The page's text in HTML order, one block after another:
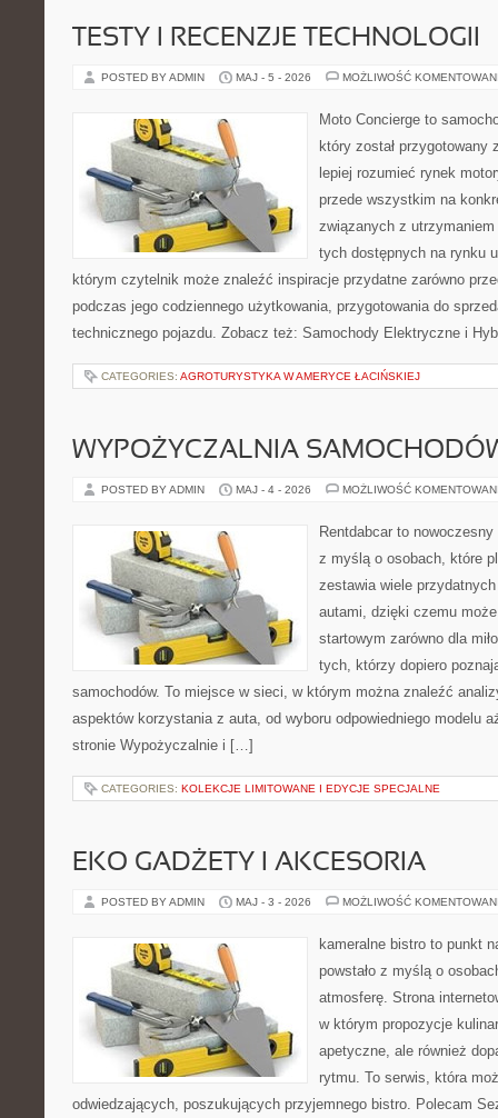
TESTY I RECENZJE TECHNOLOGII
POSTED BY ADMIN MAJ - 5 - 2026 MOŻLIWOŚĆ
Moto Concierge to
który został
lepiej rozumieć rynek
przede wszystkim na
związanych z utrzymaniem
tych dostępnych na rynku
którym czytelnik może znaleźć inspiracje przydatne zarówno
podczas jego codziennego użytkowania, przygotowania do
technicznego pojazdu. Zobacz też: Samochody Elektryczne i
CATEGORIES: AGROTURYSTYKA W AMERYCE ŁACIŃSKIEJ
WYPOŻYCZALNIA
POSTED BY ADMIN MAJ - 4 - 2026 MOŻLIWOŚĆ
Rentdabcar to
z myślą o osobach, które
zestawia wiele
autami, dzięki czemu
startowym zarówno dla
tych, którzy dopiero
samochodów. To miejsce w sieci, w którym można znaleźć
aspektów korzystania z auta, od wyboru odpowiedniego modelu
stronie Wypożyczalnie i […]
CATEGORIES: KOLEKCJE LIMITOWANE I EDYCJE SPECJALNE
EKO GADŻETY I AKCESORIA
POSTED BY ADMIN MAJ - 3 - 2026 MOŻLIWOŚĆ
kameralne bistro to punkt
powstało z myślą o
atmosferę. Strona
w którym propozycje
apetyczne, ale również
rytmu. To serwis, która
odwiedzających, poszukujących przyjemnego bistro. Polecam